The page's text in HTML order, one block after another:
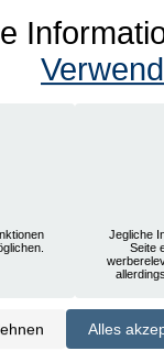
Jegliche
Seite
Alles